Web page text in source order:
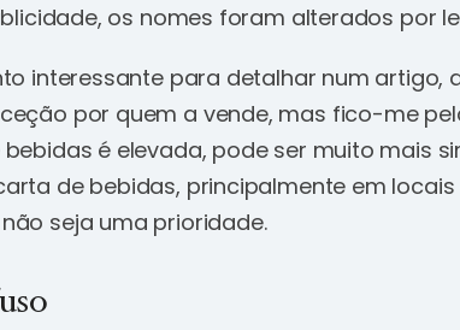
os nomes foram alterados por
interessante para detalhar num artigo,
por quem a vende, mas fico-me
é elevada, pode ser muito mais
de bebidas, principalmente em
seja uma prioridade.